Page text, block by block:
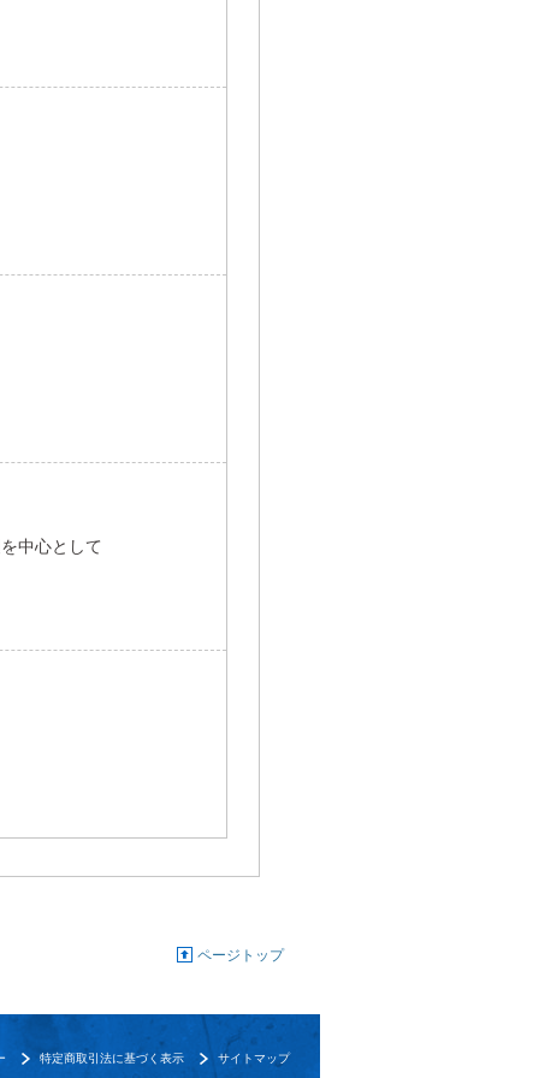
中心として
ページトップ
サイトマップ
特定商取引法に基づく表示